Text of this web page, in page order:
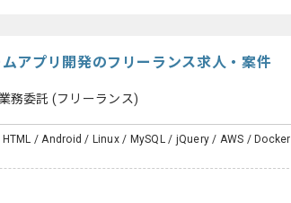
アプリ開発のフリーランス求人・案件
務委託 (フリーランス)
/ Android / Linux / MySQL / jQuery / AWS / Docker